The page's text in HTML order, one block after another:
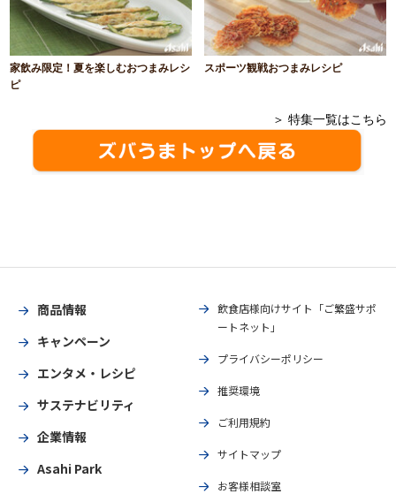
家飲み限定！夏を楽しむおつまみレシ
ピ
スポーツ観戦おつまみレシピ
＞ 特集一覧はこちら
商品情報
キャンペーン
エンタメ・レシピ
サステナビリティ
企業情報
Asahi Park
飲食店様向けサイト「ご繁盛サポ
ートネット」
プライバシーポリシー
推奨環境
ご利用規約
サイトマップ
お客様相談室